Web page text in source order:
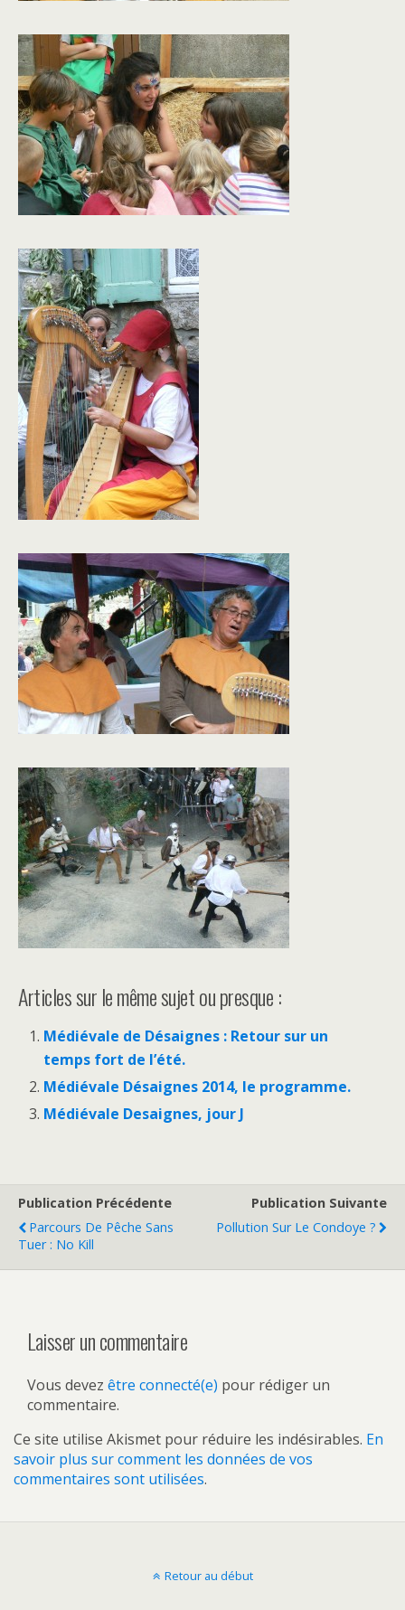
Articles sur le même sujet ou presque :
Médiévale de Désaignes : Retour sur un
temps fort de l’été.
Médiévale Désaignes 2014, le programme.
Médiévale Desaignes, jour J
Publication Précédente
Parcours De Pêche Sans
Tuer : No Kill
Publication Suivante
Pollution Sur Le Condoye ?
Laisser un commentaire
Vous devez être connecté(e) pour rédiger un
commentaire.
Ce site utilise Akismet pour réduire les indésirables. En
savoir plus sur comment les données de vos
commentaires sont utilisées.
Retour au début